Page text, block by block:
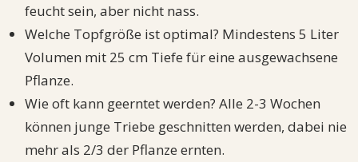
feucht sein, aber nicht nass.
Welche Topfgröße ist optimal? Mindestens 5 Liter
Volumen mit 25 cm Tiefe für eine ausgewachsene
Pflanze.
Wie oft kann geerntet werden? Alle 2-3 Wochen
können junge Triebe geschnitten werden, dabei nie
mehr als 2/3 der Pflanze ernten.